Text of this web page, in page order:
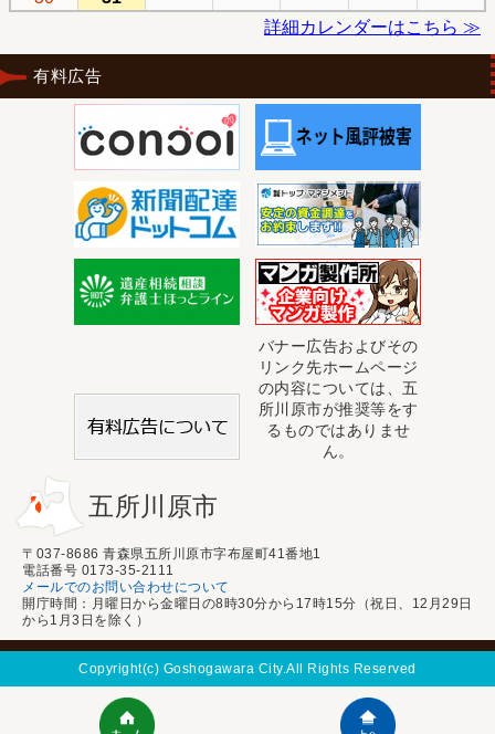
有料広告
バナー広告およびその
リンク先ホームページ
の内容については、五
所川原市が推奨等をす
るものではありませ
ん。
五所川原市
〒037-8686 青森県五所川原市字布屋町41番地1
電話番号 0173-35-2111
メールでのお問い合わせについて
開庁時間：月曜日から金曜日の8時30分から17時15分（祝日、12月29日
から1月3日を除く）
Copyright(c) Goshogawara City.All Rights Reserved